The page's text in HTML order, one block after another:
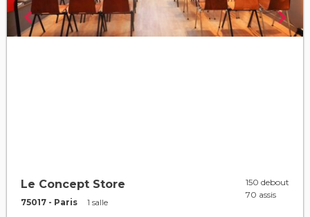
Le Concept Store
75017 - Paris 1 salle
150 debout
70 assis